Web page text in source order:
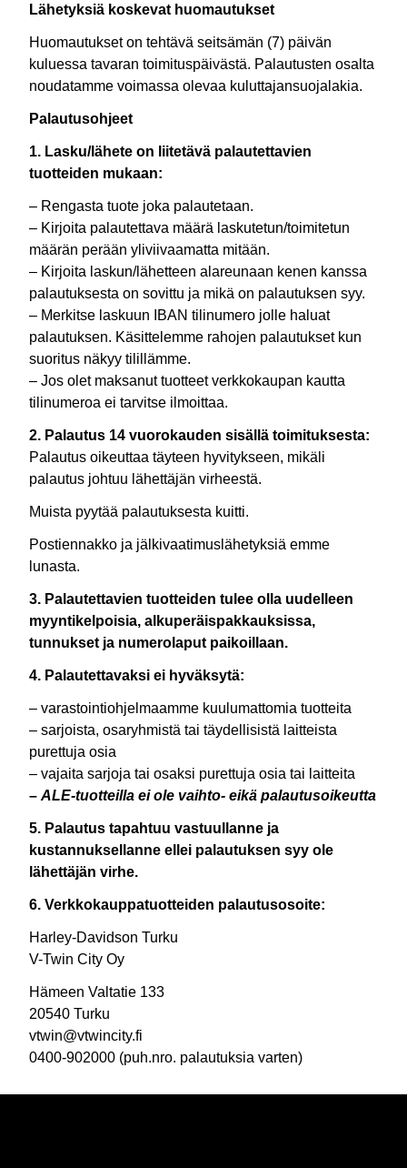
Lähetyksiä koskevat huomautukset
Huomautukset on tehtävä seitsämän (7) päivän
kuluessa tavaran toimituspäivästä. Palautusten osalta
noudatamme voimassa olevaa kuluttajansuojalakia.
Palautusohjeet
1. Lasku/lähete on liitetävä palautettavien
tuotteiden mukaan:
– Rengasta tuote joka palautetaan.
– Kirjoita palautettava määrä laskutetun/toimitetun
määrän perään yliviivaamatta mitään.
– Kirjoita laskun/lähetteen alareunaan kenen kanssa
palautuksesta on sovittu ja mikä on palautuksen syy.
– Merkitse laskuun IBAN tilinumero jolle haluat
palautuksen. Käsittelemme rahojen palautukset kun
suoritus näkyy tilillämme.
– Jos olet maksanut tuotteet verkkokaupan kautta
tilinumeroa ei tarvitse ilmoittaa.
2. Palautus 14 vuorokauden sisällä toimituksesta:
Palautus oikeuttaa täyteen hyvitykseen, mikäli
palautus johtuu lähettäjän virheestä.
Muista pyytää palautuksesta kuitti.
Postiennakko ja jälkivaatimuslähetyksiä emme
lunasta.
3. Palautettavien tuotteiden tulee olla uudelleen
myyntikelpoisia, alkuperäispakkauksissa,
tunnukset ja numerolaput paikoillaan.
4. Palautettavaksi ei hyväksytä:
– varastointiohjelmaamme kuulumattomia tuotteita
– sarjoista, osaryhmistä tai täydellisistä laitteista
purettuja osia
– vajaita sarjoja tai osaksi purettuja osia tai laitteita
– ALE-tuotteilla ei ole vaihto- eikä palautusoikeutta
5. Palautus tapahtuu vastuullanne ja
kustannuksellanne ellei palautuksen syy ole
lähettäjän virhe.
6. Verkkokauppatuotteiden palautusosoite:
Harley-Davidson Turku
V-Twin City Oy
Hämeen Valtatie 133
20540 Turku
vtwin@vtwincity.fi
0400-902000 (puh.nro. palautuksia varten)